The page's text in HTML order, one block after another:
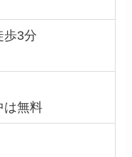
歩3分
無料